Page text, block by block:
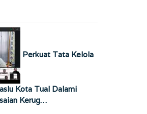
Perkuat Tata Kelola
Kota Tual Dalami
Kerug…